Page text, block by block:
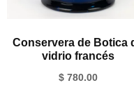
Conservera de Botica
vidrio francés
$ 780.00